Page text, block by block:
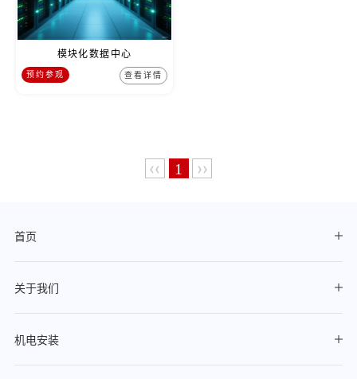
模块化数据中心
预约参观 查看详情
‹‹ 1 ››
首页
关于我们
机电安装